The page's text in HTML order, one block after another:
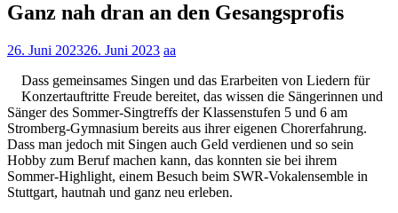
Ganz nah dran an den Gesangsprofis
26. Juni 202326. Juni 2023 aa
Dass gemeinsames Singen und das Erarbeiten von Liedern für
Konzertauftritte Freude bereitet, das wissen die Sängerinnen und
Sänger des Sommer-Singtreffs der Klassenstufen 5 und 6 am
Stromberg-Gymnasium bereits aus ihrer eigenen Chorerfahrung.
Dass man jedoch mit Singen auch Geld verdienen und so sein
Hobby zum Beruf machen kann, das konnten sie bei ihrem
Sommer-Highlight, einem Besuch beim SWR-Vokalensemble in
Stuttgart, hautnah und ganz neu erleben.